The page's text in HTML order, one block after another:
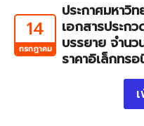
14
กรกฎาคม
ประกาศมหาวิ
เอกสารประก
บรรยาย จำน
ราคาอิเล็กทร